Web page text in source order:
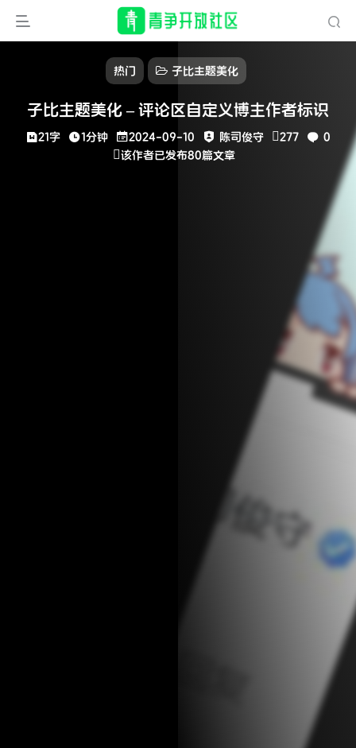
热门 子比主题美化
子比主题美化 – 评论区自定义博主作者标识
21字 1分钟 2024-09-10 陈司俊守 277
0
该作者已发布80篇文章